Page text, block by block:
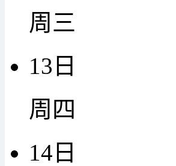
周三
13日
周四
14日